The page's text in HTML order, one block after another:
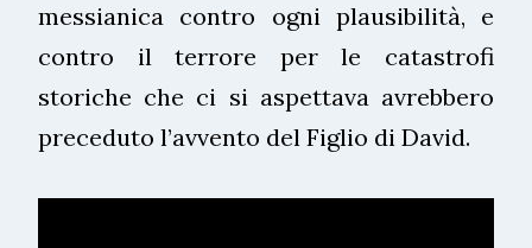
messianica contro ogni plausibilità, e
contro il terrore per le catastrofi
storiche che ci si aspettava avrebbero
preceduto l’avvento del Figlio di David.